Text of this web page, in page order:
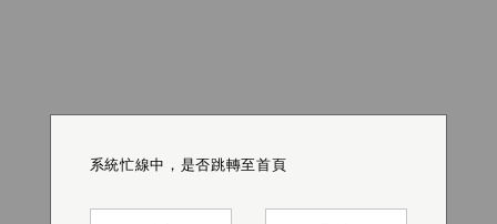
系統忙線中，是否跳轉至首頁
系統忙線中，是否跳轉至首頁
系統忙線中，是否跳轉至首頁
系統忙線中，是否跳轉至首頁
系統忙線中，是否跳轉至首頁